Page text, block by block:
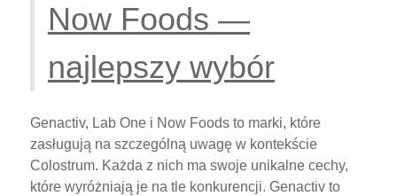
Now Foods —
najlepszy wybór
Genactiv, Lab One i Now Foods to marki, które
zasługują na szczególną uwagę w kontekście
Colostrum. Każda z nich ma swoje unikalne cechy,
które wyróżniają je na tle konkurencji. Genactiv to